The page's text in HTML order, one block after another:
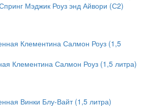
Мэджик Роуз энд Айвори (С2)
Клементина Салмон Роуз (1,5 литра)